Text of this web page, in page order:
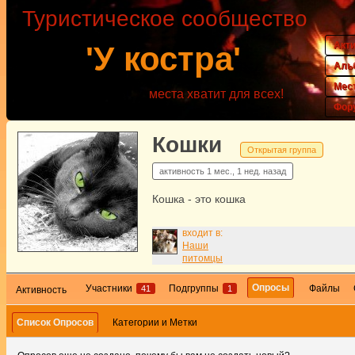
'У костра'
Туристическое сообщество
места хватит для всех!
Кошки Открытая группа
активность 1 мес., 1 нед. назад
Кошка - это кошка
входит в:
Наши
питомцы
Активность Участники 41 Подгруппы 1 Опросы Файлы
Список Опросов Категории и Метки